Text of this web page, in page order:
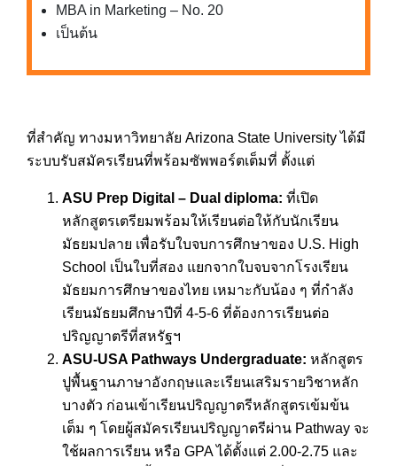
MBA in Marketing – No. 20
เป็นต้น
ที่สำคัญ ทางมหาวิทยาลัย Arizona State University ได้มี
ระบบรับสมัครเรียนที่พร้อมซัพพอร์ตเต็มที่ ตั้งแต่
ASU Prep Digital – Dual diploma: ที่เปิด
หลักสูตรเตรียมพร้อมให้เรียนต่อให้กับนักเรียน
มัธยมปลาย เพื่อรับใบจบการศึกษาของ U.S. High
School เป็นใบที่สอง แยกจากใบจบจากโรงเรียน
มัธยมการศึกษาของไทย เหมาะกับน้อง ๆ ที่กำลัง
เรียนมัธยมศึกษาปีที่ 4-5-6 ที่ต้องการเรียนต่อ
ปริญญาตรีที่สหรัฐฯ
ASU-USA Pathways Undergraduate: หลักสูตร
ปูพื้นฐานภาษาอังกฤษและเรียนเสริมรายวิชาหลัก
บางตัว ก่อนเข้าเรียนปริญญาตรีหลักสูตรเข้มข้น
เต็ม ๆ โดยผู้สมัครเรียนปริญญาตรีผ่าน Pathway จะ
ใช้ผลการเรียน หรือ GPA ได้ตั้งแต่ 2.00-2.75 และ